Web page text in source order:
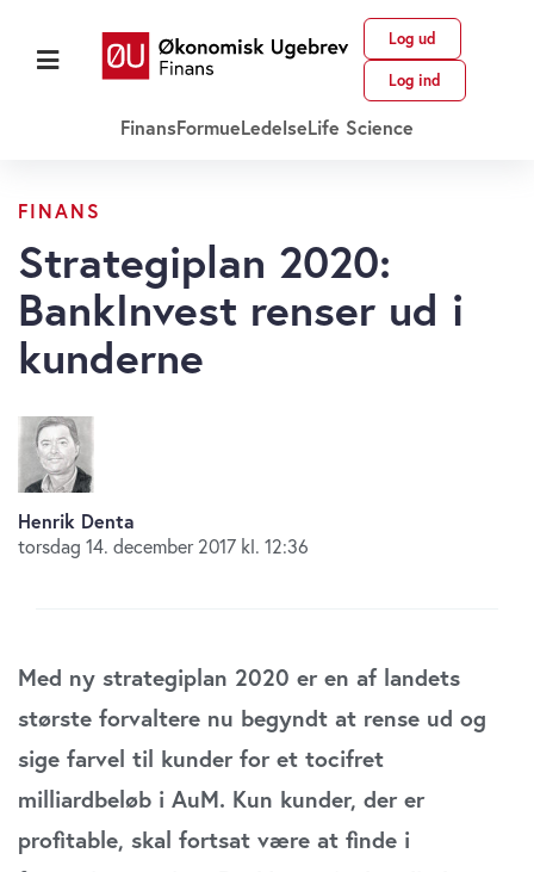
Log ud
Log ind
FinansFormueLedelseLife Science
FINANS
Strategiplan 2020:
BankInvest renser ud i
kunderne
Henrik Denta
torsdag 14. december 2017 kl. 12:36
Med ny strategiplan 2020 er en af landets
største forvaltere nu begyndt at rense ud og
sige farvel til kunder for et tocifret
milliardbeløb i AuM. Kun kunder, der er
profitable, skal fortsat være at finde i